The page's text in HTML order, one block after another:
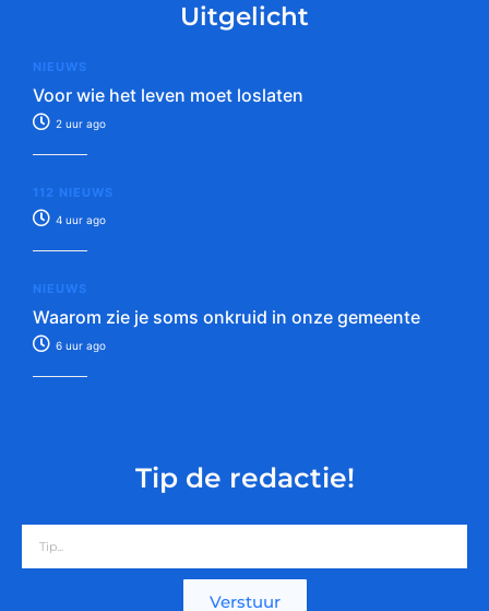
Uitgelicht
NIEUWS
Voor wie het leven moet loslaten
2 uur ago
112 NIEUWS
4 uur ago
NIEUWS
Waarom zie je soms onkruid in onze gemeente
6 uur ago
Tip de redactie!
Verstuur